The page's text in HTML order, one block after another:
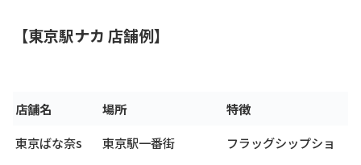
【東京駅ナカ 店舗例】
店舗名 場所
特徴
東京ばな奈s
東京駅一番街
フラッグシップショ